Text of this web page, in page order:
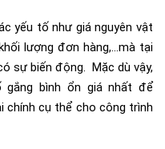
yếu tố như giá nguyên vật
lượng đơn hàng,…mà tại
sự biến động. Mặc dù vậy,
gắng bình ổn giá nhất để
chính cụ thể cho công trình